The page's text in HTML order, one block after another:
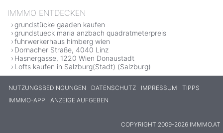
IMMMO ENTDECKEN
grundstücke gaaden kaufen
grundstueck maria anzbach quadratmeterpreis
fuhrwerkerhaus himberg wien
Dornacher Straße, 4040 Linz
Hasnergasse, 1220 Wien Donaustadt
Lofts kaufen in Salzburg(Stadt) (Salzburg)
NUTZUNGSBEDINGUNGEN DATENSCHUTZ IMPRESSUM
TIPPS
IMMMO-APP
ANZEIGE AUFGEBEN
COPYRIGHT 2009-2026 IMMMO.AT